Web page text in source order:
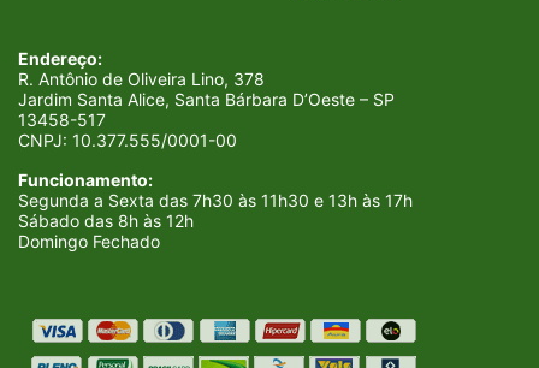
Endereço:
R. Antônio de Oliveira Lino, 378
Jardim Santa Alice, Santa Bárbara D’Oeste – SP
13458-517
CNPJ: 10.377.555/0001-00
Funcionamento:
Segunda a Sexta das 7h30 às 11h30 e 13h às 17h
Sábado das 8h às 12h
Domingo Fechado